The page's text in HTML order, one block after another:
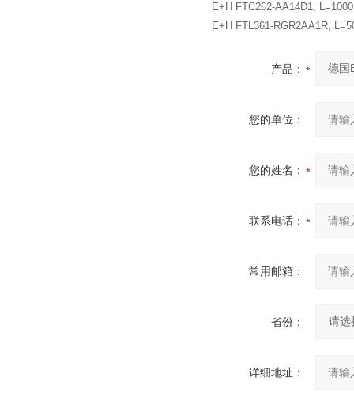
E+H FTC262-AA14D1,
E+H FTL361-RGR2AA1R,
产品：
您的单位：
您的姓名：
联系电话：
常用邮箱：
省份：
详细地址：